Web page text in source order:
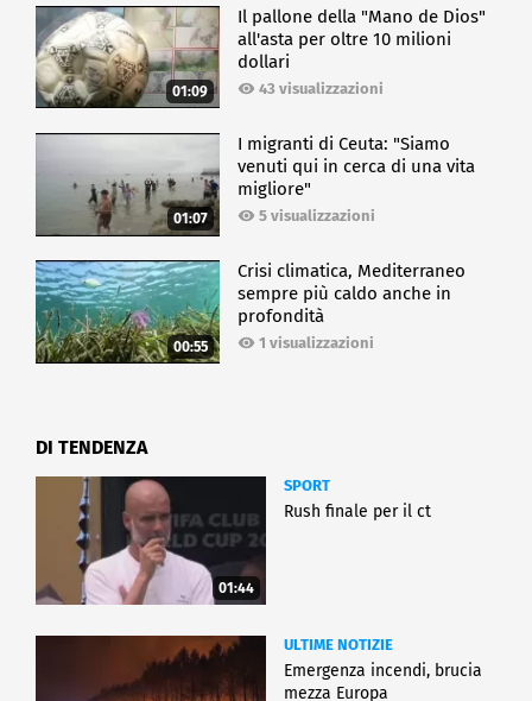
01:09
Il pallone della "Mano de Dios"
all'asta per oltre 10 milioni
dollari
43 visualizzazioni
01:07
I migranti di Ceuta: "Siamo
venuti qui in cerca di una vita
migliore"
5 visualizzazioni
00:55
Crisi climatica, Mediterraneo
sempre più caldo anche in
profondità
1 visualizzazioni
DI TENDENZA
01:44
SPORT
Rush finale per il ct
ULTIME NOTIZIE
Emergenza incendi, brucia
mezza Europa